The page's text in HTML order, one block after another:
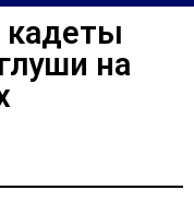
кадеты
на